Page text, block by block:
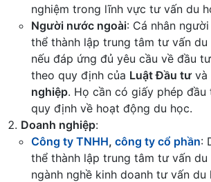
nghiệm trong lĩnh vực tư vấn du
Người nước ngoài: Cá nhân
thể thành lập trung tâm tư vấn
nếu đáp ứng đủ yêu cầu về đầu
theo quy định của Luật Đầu tư và
nghiệp. Họ cần có giấy phép đầu
quy định về hoạt động du học.
Doanh nghiệp:
Công ty TNHH, công ty cổ phần:
thể thành lập trung tâm tư vấn
ngành nghề kinh doanh tư vấn du